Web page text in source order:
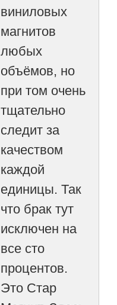
виниловых
магнитов
любых
объёмов, но
при том очень
тщательно
следит за
качеством
каждой
единицы. Так
что брак тут
исключен на
все сто
процентов.
Это Стар